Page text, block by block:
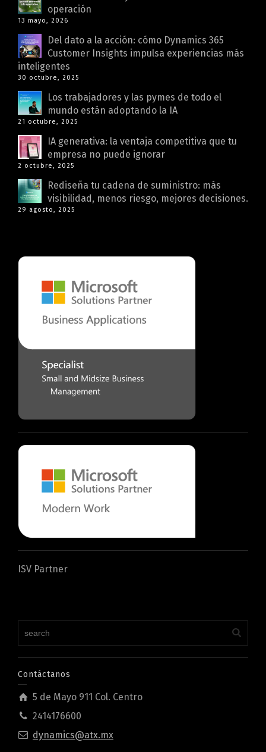
operación
13 mayo, 2026
Del dato a la acción: cómo Dynamics 365
Customer Insights impulsa experiencias más
inteligentes
30 octubre, 2025
Los trabajadores y las pymes de todo el
mundo están adoptando la IA
21 octubre, 2025
IA generativa: la ventaja competitiva que tu
empresa no puede ignorar
2 octubre, 2025
Rediseña tu cadena de suministro: más
visibilidad, menos riesgo, mejores decisiones.
29 agosto, 2025
ISV Partner
Contáctanos
5 de Mayo 911 Col. Centro
2414176600
dynamics@atx.mx